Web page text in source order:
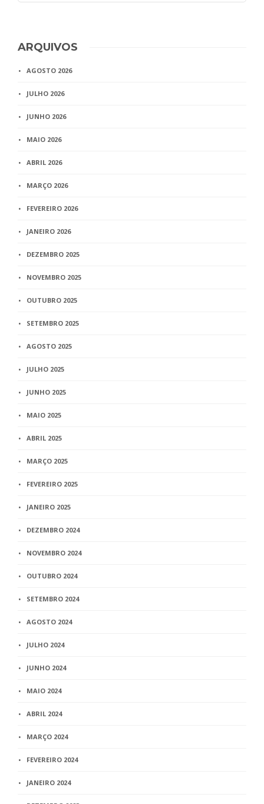
ARQUIVOS
AGOSTO 2026
JULHO 2026
JUNHO 2026
MAIO 2026
ABRIL 2026
MARÇO 2026
FEVEREIRO 2026
JANEIRO 2026
DEZEMBRO 2025
NOVEMBRO 2025
OUTUBRO 2025
SETEMBRO 2025
AGOSTO 2025
JULHO 2025
JUNHO 2025
MAIO 2025
ABRIL 2025
MARÇO 2025
FEVEREIRO 2025
JANEIRO 2025
DEZEMBRO 2024
NOVEMBRO 2024
OUTUBRO 2024
SETEMBRO 2024
AGOSTO 2024
JULHO 2024
JUNHO 2024
MAIO 2024
ABRIL 2024
MARÇO 2024
FEVEREIRO 2024
JANEIRO 2024